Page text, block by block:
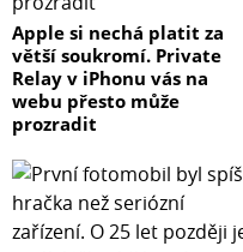
Apple si nechá platit za
větší soukromí. Private
Relay v iPhonu vás na
webu přesto může
prozradit